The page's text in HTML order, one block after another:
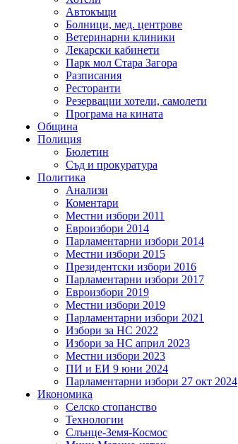
Автокъщи
Болници, мед. центрове
Ветеринарни клиники
Лекарски кабинети
Парк мол Стара Загора
Разписания
Ресторанти
Резервации хотели, самолети
Програма на кината
Община
Полиция
Бюлетин
Съд и прокуратура
Политика
Анализи
Коментари
Местни избори 2011
Евроизбори 2014
Парламентарни избори 2014
Местни избори 2015
Президентски избори 2016
Парламентарни избори 2017
Евроизбори 2019
Местни избори 2019
Парламентарни избори 2021
Избори за НС 2022
Избори за НС април 2023
Местни избори 2023
ПИ и ЕИ 9 юни 2024
Парламентарни избори 27 окт 2024
Икономика
Селско стопанство
Технологии
Слънце-Земя-Космос